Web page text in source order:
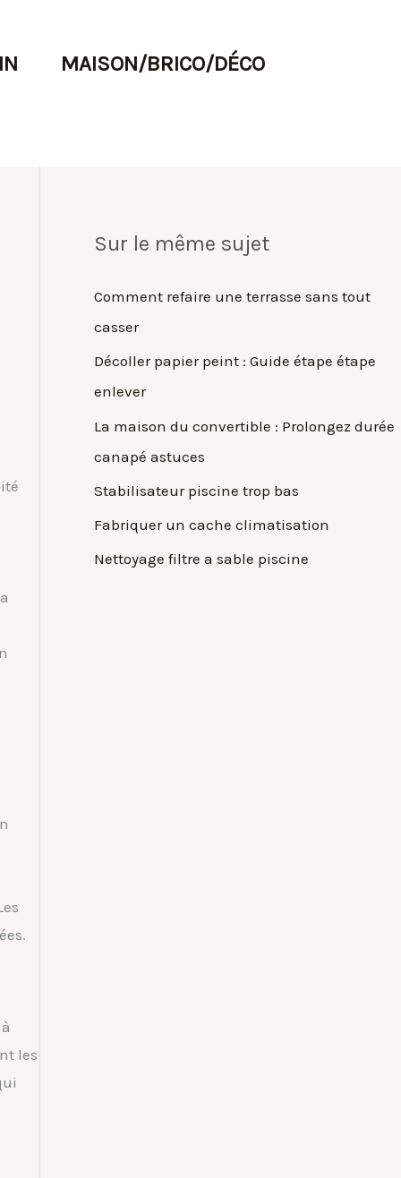
MAISON/BRICO/DÉCO
les
Sur le même sujet
Comment refaire une terrasse sans tout
casser
Décoller papier peint : Guide étape étape
enlever
La maison du convertible : Prolongez durée
canapé astuces
Stabilisateur piscine trop bas
Fabriquer un cache climatisation
Nettoyage filtre a sable piscine